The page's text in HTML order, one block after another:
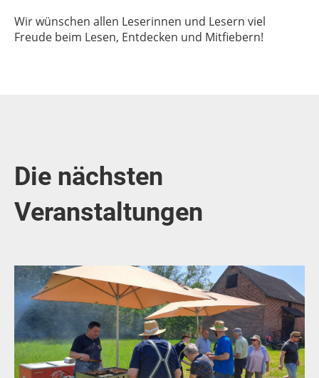
Wir wünschen allen Leserinnen und Lesern viel
Freude beim Lesen, Entdecken und Mitfiebern!
Die nächsten
Veranstaltungen